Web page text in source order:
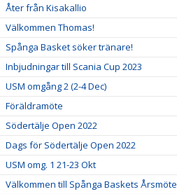
Åter från Kisakallio
Välkommen Thomas!
Spånga Basket söker tränare!
Inbjudningar till Scania Cup 2023
USM omgång 2 (2-4 Dec)
Föräldramöte
Södertälje Open 2022
Dags för Södertälje Open 2022
USM omg. 1 21-23 Okt
Välkommen till Spånga Baskets Årsmöte